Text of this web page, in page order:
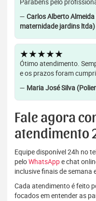
— Carlos Alberto
maternidade jardins ltda)
★★★★★
Ótimo atendimento.
e os prazos foram
— Maria José Silva
Fale agora
atendimento
Equipe disponível 24h no
peloWhatsAppe chat
inclusive finais de semana
Cada atendimento é feito
focados em entender as